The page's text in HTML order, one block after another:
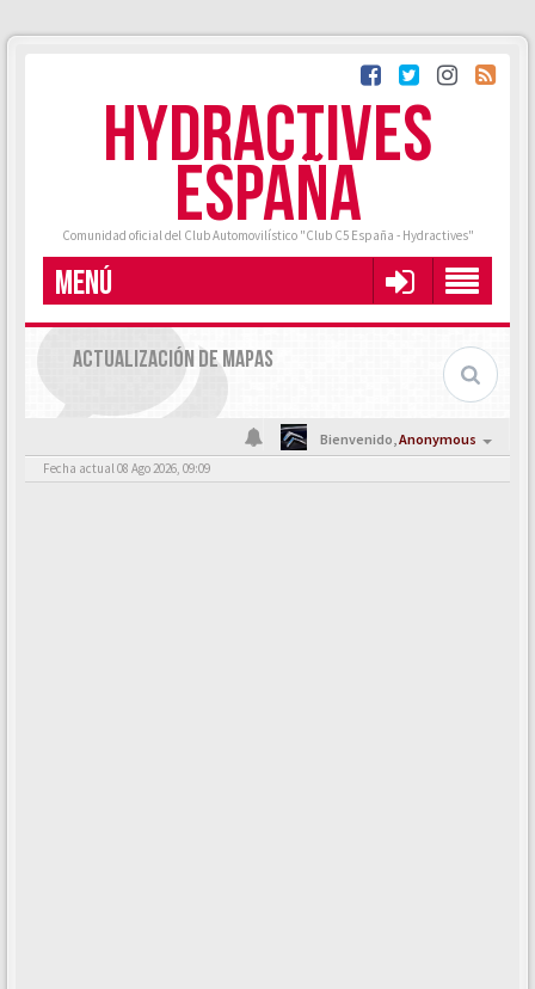
HYDRACTIVES
ESPAÑA
Comunidad oficial del Club Automovilístico "Club C5 España - Hydractives"
MENÚ
ACTUALIZACIÓN DE MAPAS
Bienvenido,Anonymous
Fecha actual 08 Ago 2026, 09:09